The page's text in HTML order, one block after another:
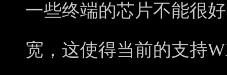
一些终端的芯片不能很
宽，这使得当前的支持